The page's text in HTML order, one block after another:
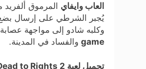
العاب وايفاي المرموق
يُجبر الشرطي على إرسال بضع
وكلبه شادو إلى مواجهة
game والفساد في المدينة.
تحميل لعبة Dead to Rights 2 للكمبيوتر من ميديا فاير